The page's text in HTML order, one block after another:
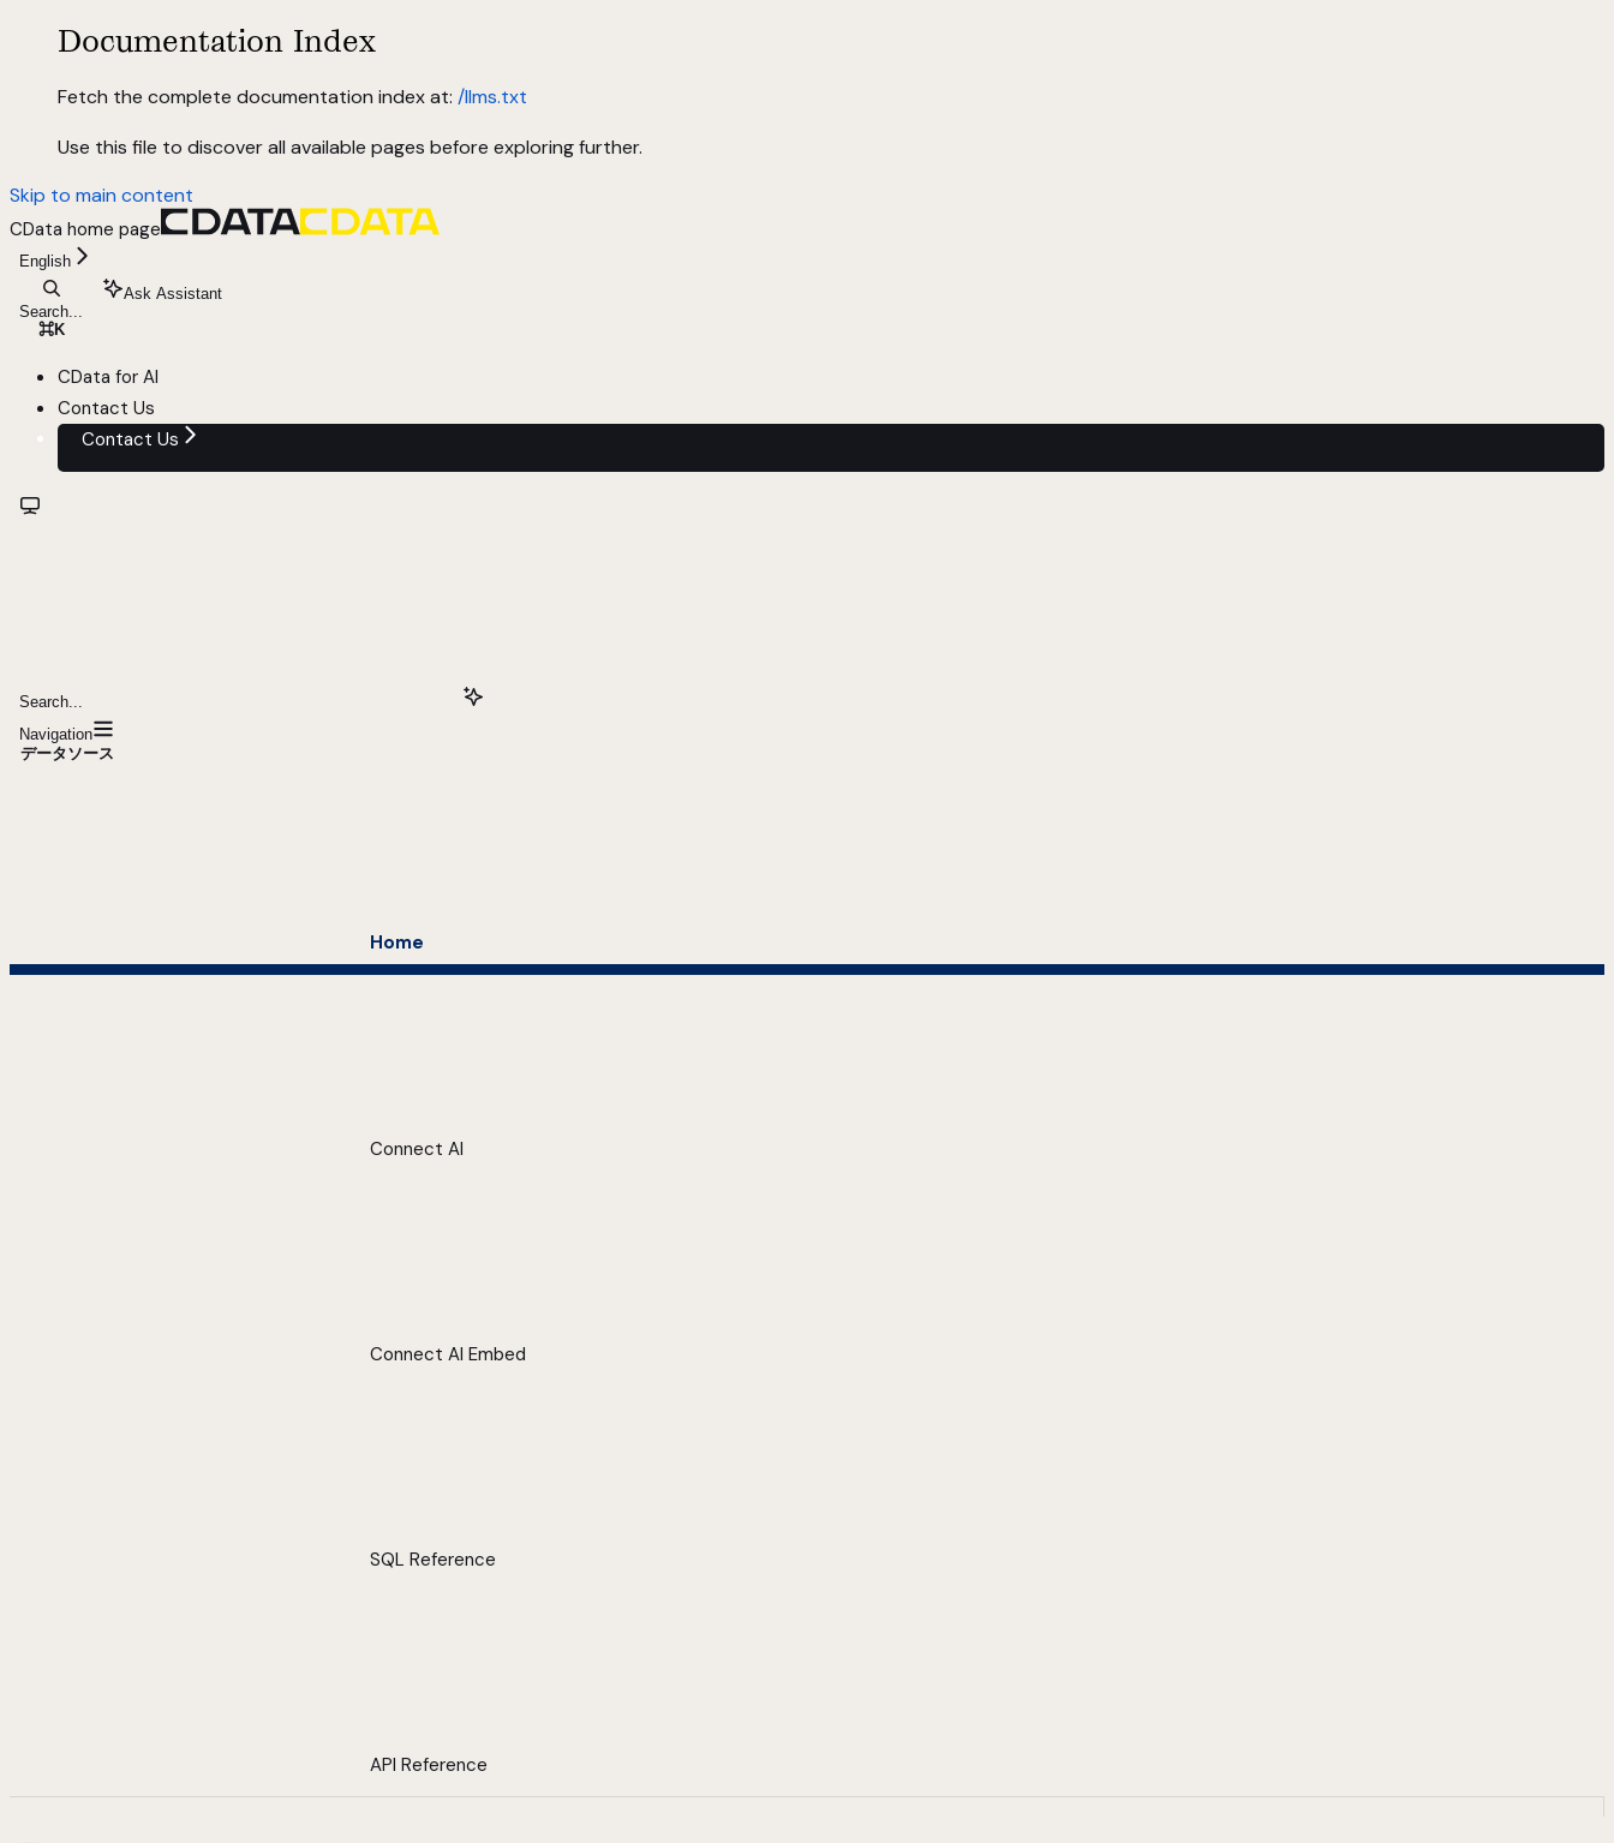
Documentation Index
Fetch the complete documentation index at: /llms.txt
Use this file to discover all available pages before exploring further.
Skip to main content
CData home page
English
Search...
⌘K
Ask Assistant
CData for AI
Contact Us
Contact Us
Search...
Navigation
データソース
Home
Connect AI
Connect AI Embed
SQL Reference
API Reference